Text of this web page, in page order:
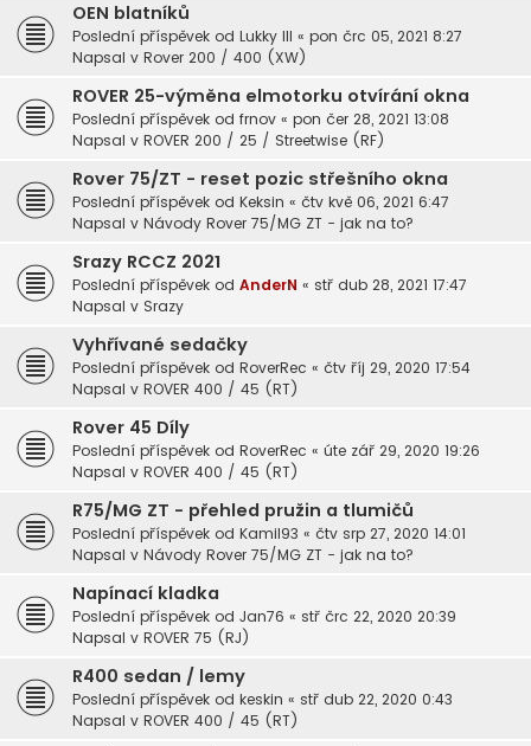
OEN blatníků
Poslední příspěvek od Lukky III « pon črc 05, 2021 8:27
Napsal v Rover 200 / 400 (XW)
ROVER 25-výměna elmotorku otvírání okna
Poslední příspěvek od frnov « pon čer 28, 2021 13:08
Napsal v ROVER 200 / 25 / Streetwise (RF)
Rover 75/ZT - reset pozic střešního okna
Poslední příspěvek od Keksin « čtv kvě 06, 2021 6:47
Napsal v Návody Rover 75/MG ZT - jak na to?
Srazy RCCZ 2021
Poslední příspěvek od AnderN « stř dub 28, 2021 17:47
Napsal v Srazy
Vyhřívané sedačky
Poslední příspěvek od RoverRec « čtv říj 29, 2020 17:54
Napsal v ROVER 400 / 45 (RT)
Rover 45 Díly
Poslední příspěvek od RoverRec « úte zář 29, 2020 19:26
Napsal v ROVER 400 / 45 (RT)
R75/MG ZT - přehled pružin a tlumičů
Poslední příspěvek od Kamil93 « čtv srp 27, 2020 14:01
Napsal v Návody Rover 75/MG ZT - jak na to?
Napínací kladka
Poslední příspěvek od Jan76 « stř črc 22, 2020 20:39
Napsal v ROVER 75 (RJ)
R400 sedan / lemy
Poslední příspěvek od keskin « stř dub 22, 2020 0:43
Napsal v ROVER 400 / 45 (RT)